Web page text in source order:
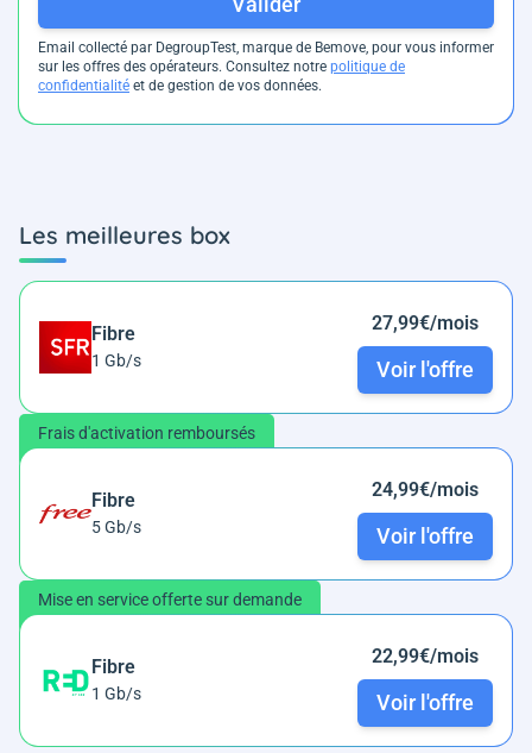
Email collecté par DegroupTest, marque de Bemove, pour vous informer
sur les offres des opérateurs. Consultez notre politique de
confidentialité et de gestion de vos données.
Les meilleures box
Fibre
1 Gb/s
27,99€/mois
Voir l'offre
Frais d'activation remboursés
Fibre
5 Gb/s
24,99€/mois
Voir l'offre
Mise en service offerte sur demande
Fibre
1 Gb/s
22,99€/mois
Voir l'offre